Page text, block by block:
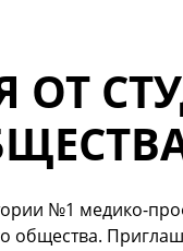
№1 медико-
общества.